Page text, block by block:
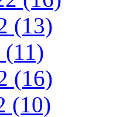
(13)
(11)
(16)
(10)